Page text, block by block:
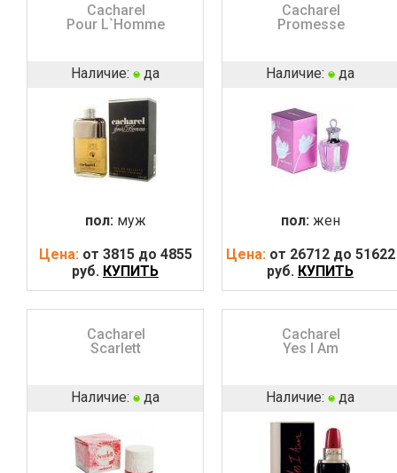
Cacharel
Pour L`Homme
Наличие: да
пол: муж
Цена: от 3815 до 4855
руб. КУПИТЬ
Cacharel
Promesse
Наличие: да
пол: жен
Цена: от 26712 до 51622
руб. КУПИТЬ
Cacharel
Scarlett
Наличие: да
Cacharel
Yes I Am
Наличие: да